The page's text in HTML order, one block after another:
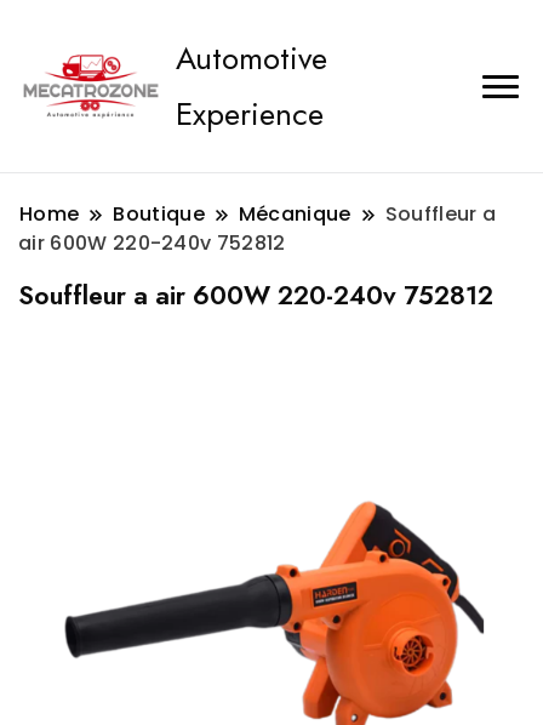
Automotive
Experience
Home Boutique Mécanique
Souffleur a
air 600W 220-240v 752812
Souffleur a air 600W 220-240v 752812